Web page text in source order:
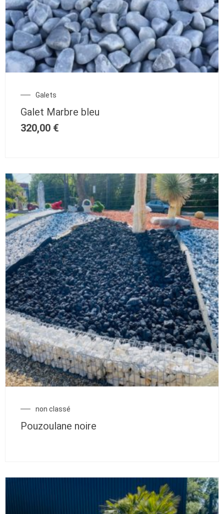
Galets
Galet Marbre bleu
320,00 €
non classé
Pouzoulane noire